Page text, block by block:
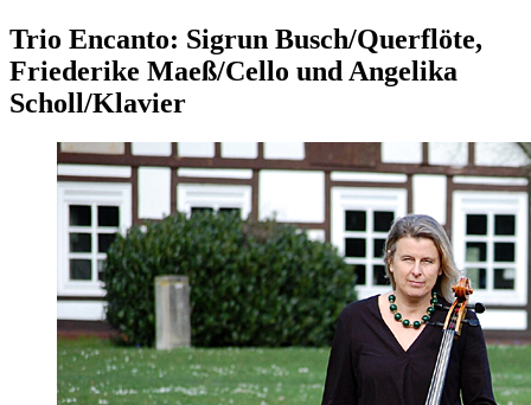
Trio Encanto: Sigrun Busch/Querflöte,
Friederike Maeß/Cello und Angelika
Scholl/Klavier